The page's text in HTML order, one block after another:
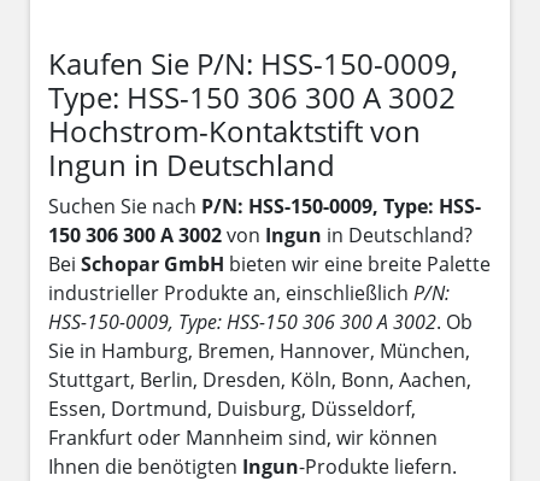
Kaufen Sie P/N: HSS-150-0009,
Type: HSS-150 306 300 A 3002
Hochstrom-Kontaktstift von
Ingun in Deutschland
Suchen Sie nach P/N: HSS-150-0009, Type: HSS-
150 306 300 A 3002von Ingun in Deutschland?
Bei Schopar GmbH bieten wir eine breite Palette
industrieller Produkte an, einschließlich P/N:
HSS-150-0009, Type: HSS-150 306 300 A 3002. Ob
Sie in Hamburg, Bremen, Hannover, München,
Stuttgart, Berlin, Dresden, Köln, Bonn, Aachen,
Essen, Dortmund, Duisburg, Düsseldorf,
Frankfurt oder Mannheim sind, wir können
Ihnen die benötigten Ingun-Produkte liefern.